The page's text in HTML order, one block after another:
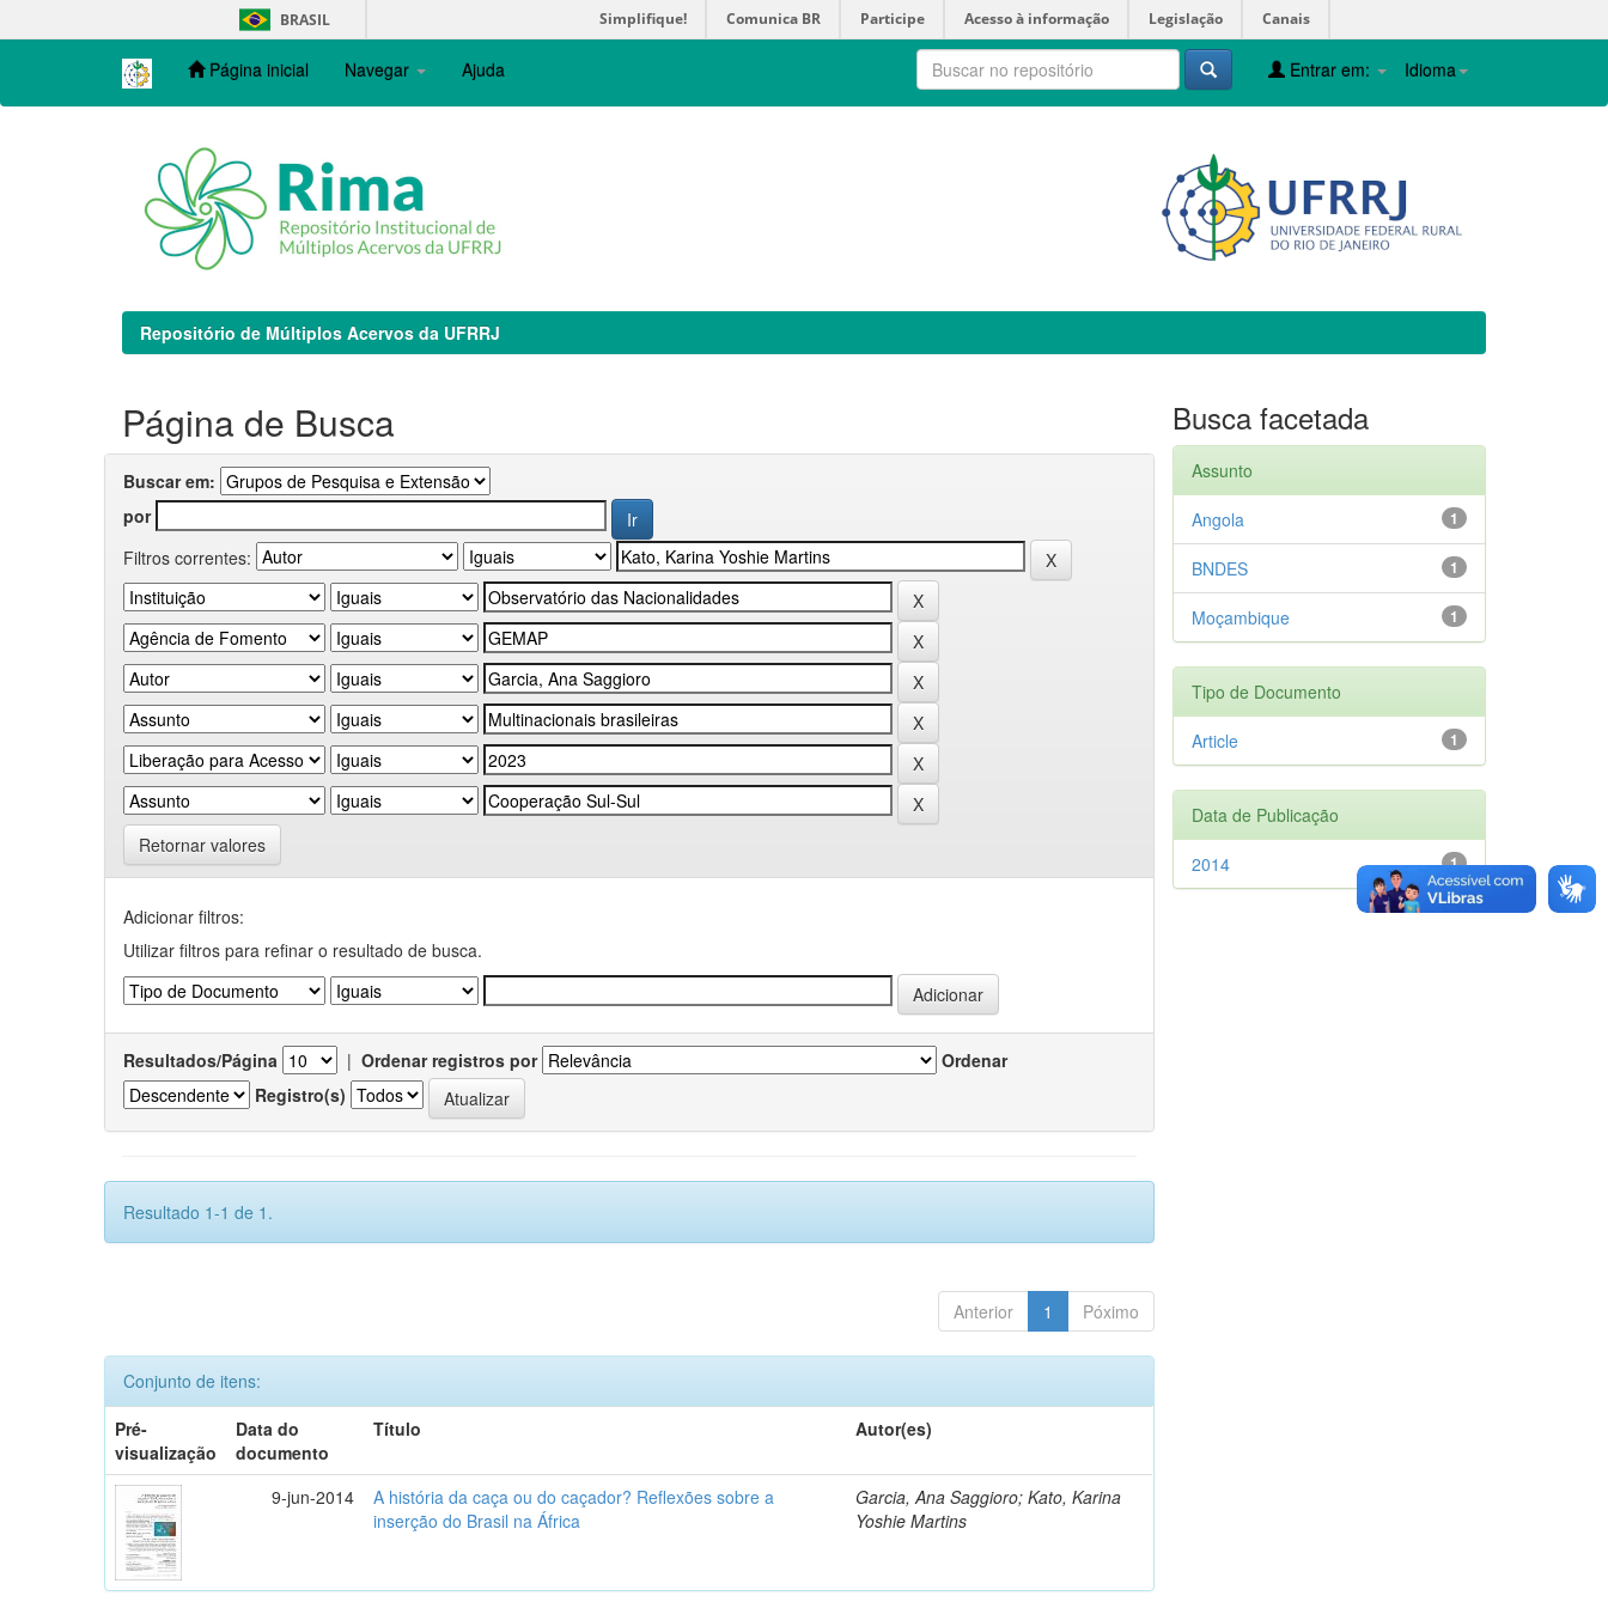
navigation
BRASIL Simplifique! Comunica BR Participe Acesso à informação Legislação Canais
Página inicial Navegar Ajuda Idioma
Entrar em:
Repositório de Múltiplos Acervos da UFRRJ
Página de Busca
Buscar em:
por
Filtros correntes:
Retornar valores
Adicionar filtros:
Utilizar filtros para refinar o resultado de busca.
Resultados/Página | Ordenar registros por
Ordenar
Registro(s)
Resultado 1-1 de 1.
Anterior 1 Póximo
Conjunto de itens:
Pré-
visualização
Data do
documento
Título Autor(es)
9-jun-2014
A história da caça ou do caçador? Reflexões sobre a
inserção do Brasil na África
Garcia, Ana Saggioro; Kato, Karina
Yoshie Martins
Busca facetada
Assunto
1
Angola
1
BNDES
1
Moçambique
Tipo de Documento
1
Article
Data de Publicação
1
2014